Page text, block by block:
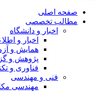
صفحه اصلی
مطالب تخصصی
اخبار و دانشگاه
اخبار و اطلاعیه
همایش و آزمون
پژوهش و گزارش
فناوری و
فنی و مهندسی
مهندسی مکانیک